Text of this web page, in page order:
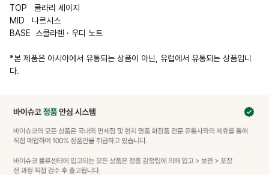
TOP   클라리 세이지
MID   나르시스
BASE  스클라렌 · 우디 노트
*본 제품은 아시아에서 유통되는 상품이 아닌, 유럽에서 유통되는 상품입니
다.